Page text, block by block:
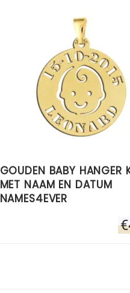
GOUDEN BABY HANGER
MET NAAM EN DATUM
NAMES4EVER
€